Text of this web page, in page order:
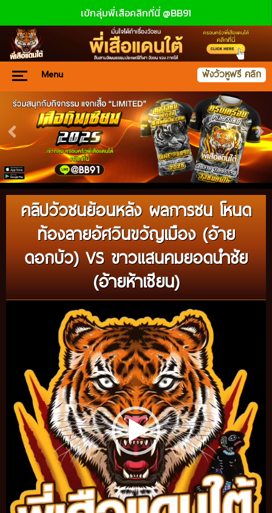
เข้กลุ่มพี่เสือคลิกที่นี่ @BB91
Menu ฟังวัวหูฟรี คลิก
คลิปวัวชนย้อนหลัง ผลการชน โหนด
ท้องลายอัศวินขวัญเมือง (อ้าย
ดอกบัว) VS ขาวแสนคมยอดนำชัย
(อ้ายห้าเซียน)